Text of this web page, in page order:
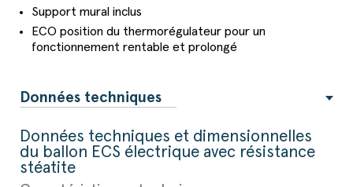
Support mural inclus
ECO position du thermorégulateur pour un
fonctionnement rentable et prolongé
Données techniques
Données techniques et dimensionnelles
du ballon ECS électrique avec résistance
stéatite